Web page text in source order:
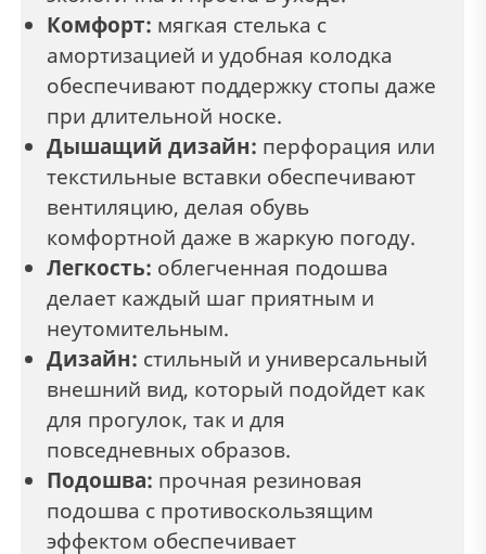
Комфорт: мягкая стелька с
амортизацией и удобная колодка
обеспечивают поддержку стопы даже
при длительной носке.
Дышащий дизайн: перфорация или
текстильные вставки обеспечивают
вентиляцию, делая обувь
комфортной даже в жаркую погоду.
Легкость: облегченная подошва
делает каждый шаг приятным и
неутомительным.
Дизайн: стильный и универсальный
внешний вид, который подойдет как
для прогулок, так и для
повседневных образов.
Подошва: прочная резиновая
подошва с противоскользящим
эффектом обеспечивает